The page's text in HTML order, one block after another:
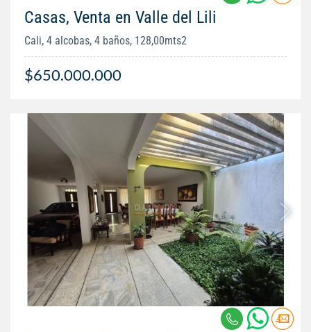
Casas, Venta en Valle del Lili
Cali, 4 alcobas, 4 baños, 128,00mts2
$650.000.000